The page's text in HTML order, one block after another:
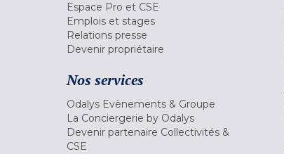
Espace Pro et CSE
Emplois et stages
Relations presse
Devenir propriétaire
Nos services
Odalys Evènements & Groupe
La Conciergerie by Odalys
Devenir partenaire Collectivités &
CSE